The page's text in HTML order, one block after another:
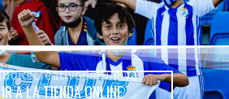
IR A LA TIENDA ONLINE